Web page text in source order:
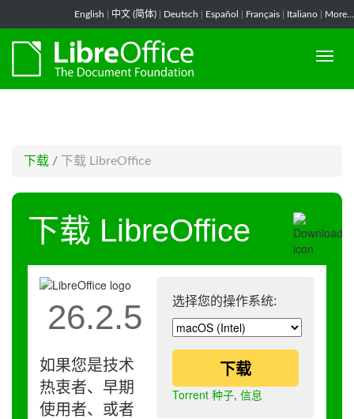
English 中文 (简体) Deutsch Español Français Italiano More...
下载 / 下载 LibreOffice
下载 LibreOffice
选择您的操作系统:
下载
Torrent 种子, 信息
26.2.5
如果您是技术
热衷者、早期
使用者、或者